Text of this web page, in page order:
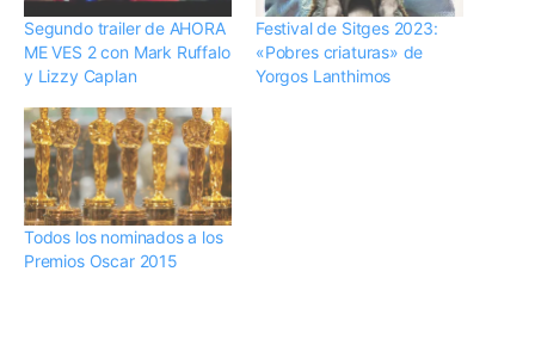
Segundo trailer de AHORA
ME VES 2 con Mark Ruffalo
y Lizzy Caplan
Festival de Sitges 2023:
«Pobres criaturas» de
Yorgos Lanthimos
Todos los nominados a los
Premios Oscar 2015